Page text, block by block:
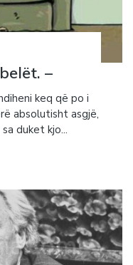
–
keq që po i
absolutisht asgjë,
duket kjo...